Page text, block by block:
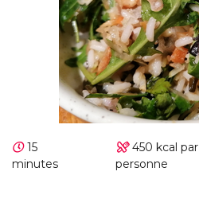
15
minutes
450 kcal par
personne